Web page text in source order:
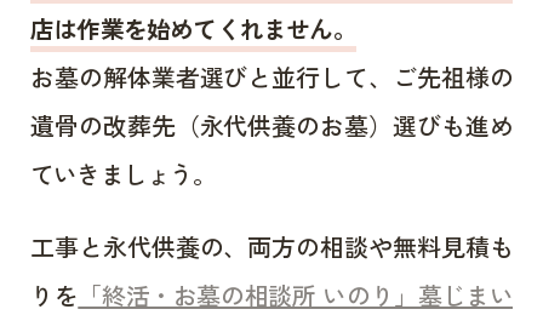
店は作業を始めてくれません。
お墓の解体業者選びと並行して、ご先祖様の
遺骨の改葬先（永代供養のお墓）選びも進め
ていきましょう。
工事と永代供養の、両方の相談や無料見積も
りを 「終活・お墓の相談所 いのり」墓じまい